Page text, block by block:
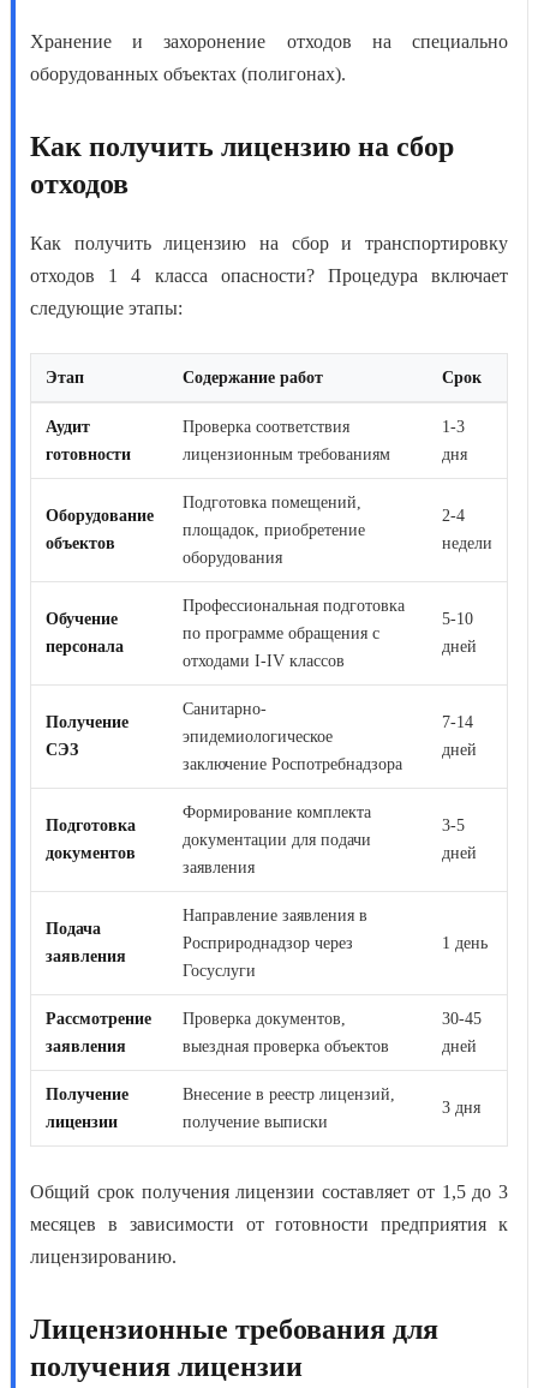
Хранение и захоронение отходов на специально
оборудованных объектах (полигонах).
Как получить лицензию на сбор
отходов
Как получить лицензию на сбор и транспортировку
отходов 1 4 класса опасности? Процедура включает
следующие этапы:
Этап Содержание работ Срок
Аудит
готовности
Проверка соответствия
лицензионным требованиям
1-3
дня
Оборудование
объектов
Подготовка помещений,
площадок, приобретение
оборудования
2-4
недели
Обучение
персонала
Профессиональная подготовка
по программе обращения с
отходами I-IV классов
5-10
дней
Получение
СЭЗ
Санитарно-
эпидемиологическое
заключение Роспотребнадзора
7-14
дней
Подготовка
документов
Формирование комплекта
документации для подачи
заявления
3-5
дней
Подача
заявления
Направление заявления в
Росприроднадзор через
Госуслуги
1 день
Рассмотрение
заявления
Проверка документов,
выездная проверка объектов
30-45
дней
Получение
лицензии
Внесение в реестр лицензий,
получение выписки
3 дня
Общий срок получения лицензии составляет от 1,5 до 3
месяцев в зависимости от готовности предприятия к
лицензированию.
Лицензионные требования для
получения лицензии